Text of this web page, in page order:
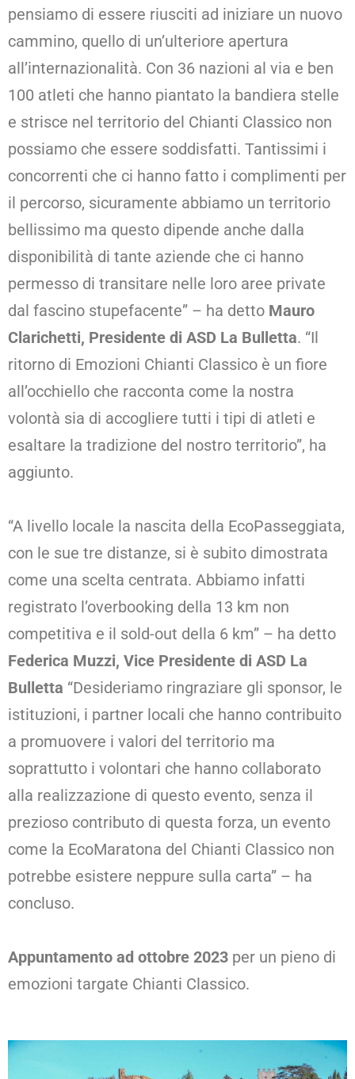
pensiamo di essere riusciti ad iniziare un nuovo
cammino, quello di un’ulteriore apertura
all’internazionalità. Con 36 nazioni al via e ben
100 atleti che hanno piantato la bandiera stelle
e strisce nel territorio del Chianti Classico non
possiamo che essere soddisfatti. Tantissimi i
concorrenti che ci hanno fatto i complimenti per
il percorso, sicuramente abbiamo un territorio
bellissimo ma questo dipende anche dalla
disponibilità di tante aziende che ci hanno
permesso di transitare nelle loro aree private
dal fascino stupefacente” – ha detto Mauro
Clarichetti, Presidente di ASD La Bulletta. “Il
ritorno di Emozioni Chianti Classico è un fiore
all’occhiello che racconta come la nostra
volontà sia di accogliere tutti i tipi di atleti e
esaltare la tradizione del nostro territorio”, ha
aggiunto.
“A livello locale la nascita della EcoPasseggiata,
con le sue tre distanze, si è subito dimostrata
come una scelta centrata. Abbiamo infatti
registrato l’overbooking della 13 km non
competitiva e il sold-out della 6 km” – ha detto
Federica Muzzi, Vice Presidente di ASD La
Bulletta “Desideriamo ringraziare gli sponsor, le
istituzioni, i partner locali che hanno contribuito
a promuovere i valori del territorio ma
soprattutto i volontari che hanno collaborato
alla realizzazione di questo evento, senza il
prezioso contributo di questa forza, un evento
come la EcoMaratona del Chianti Classico non
potrebbe esistere neppure sulla carta” – ha
concluso.
Appuntamento ad ottobre 2023 per un pieno di
emozioni targate Chianti Classico.